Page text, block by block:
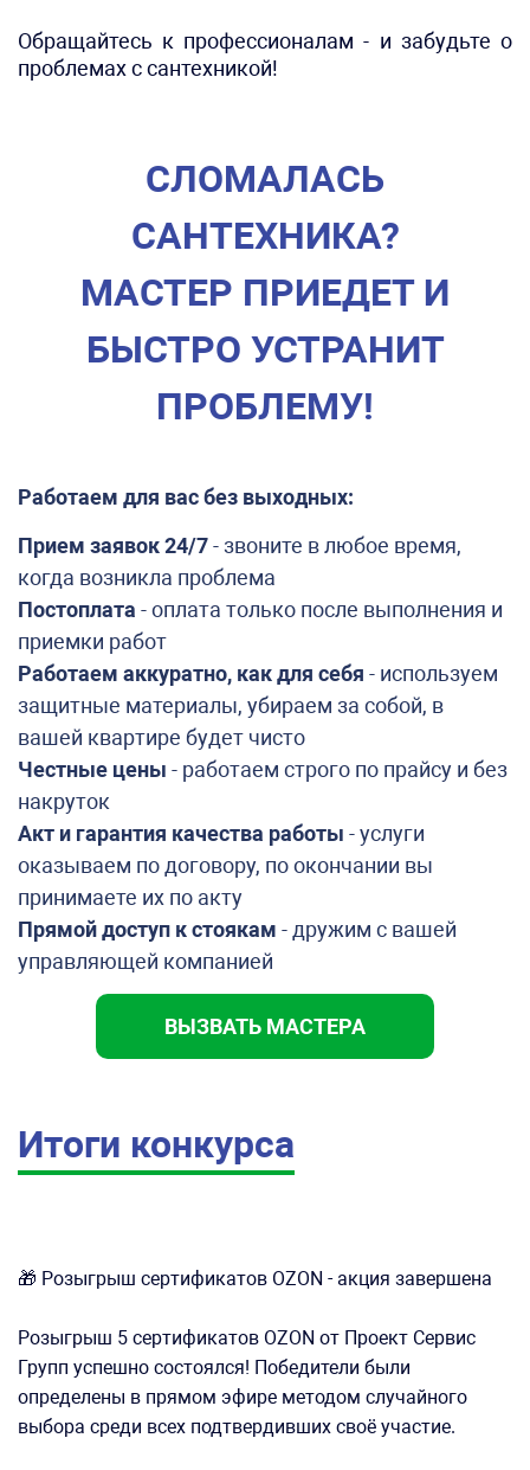
Обращайтесь к профессионалам - и забудьте о
проблемах с сантехникой!
СЛОМАЛАСЬ
САНТЕХНИКА?
МАСТЕР ПРИЕДЕТ И
БЫСТРО УСТРАНИТ
ПРОБЛЕМУ!
Работаем для вас без выходных:
Прием заявок 24/7- звоните в любое время,
когда возникла проблема
Постоплата - оплата только после выполнения и
приемки работ
Работаем аккуратно, как для себя - используем
защитные материалы, убираем за собой, в
вашей квартире будет чисто
Честные цены - работаем строго по прайсу и без
накруток
Акт и гарантия качества работы - услуги
оказываем по договору, по окончании вы
принимаете их по акту
Прямой доступ к стоякам - дружим с вашей
управляющей компанией
ВЫЗВАТЬ МАСТЕРА
Итоги конкурса
🎁 Розыгрыш сертификатов OZON - акция завершена
Розыгрыш 5 сертификатов OZON от Проект Сервис
Групп успешно состоялся! Победители были
определены в прямом эфире методом случайного
выбора среди всех подтвердивших своё участие.